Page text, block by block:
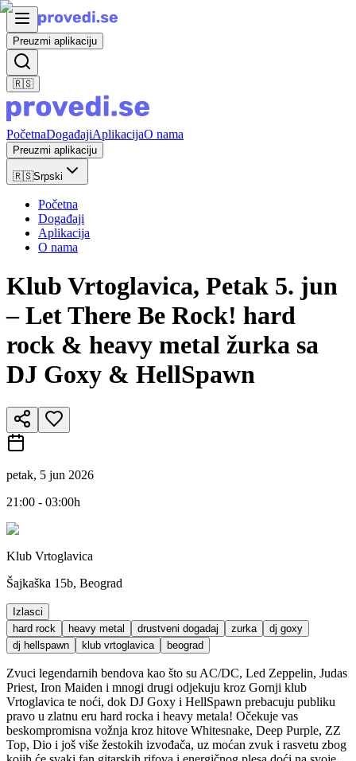
Preuzmi aplikaciju
🇷🇸
PočetnaDogađajiAplikacijaO nama
Preuzmi aplikaciju
🇷🇸Srpski
Početna
Događaji
Aplikacija
O nama
Klub Vrtoglavica, Petak 5. jun
– Let There Be Rock! hard
rock & heavy metal žurka sa
DJ Goxy & HellSpawn
petak, 5 jun 2026
21:00 - 03:00h
Klub Vrtoglavica
Šajkaška 15b, Beograd
Izlasci
hard rock
heavy metal drustveni dogadaj zurka
dj goxy
dj hellspawn
klub vrtoglavica beograd
Zvuci legendarnih bendova kao što su AC/DC, Led Zeppelin, Judas
Priest, Iron Maiden i mnogi drugi odjekuju kroz Gornji klub
Vrtoglavica te noći, dok DJ Goxy i HellSpawn prebacuju publiku
pravo u zlatnu eru hard rocka i heavy metala! Očekuje vas
beskompromisna vožnja kroz hitove Whitesnake, Deep Purple, ZZ
Top, Dio i još više žestokih izvođača, uz moćan zvuk i rasvetu zbog